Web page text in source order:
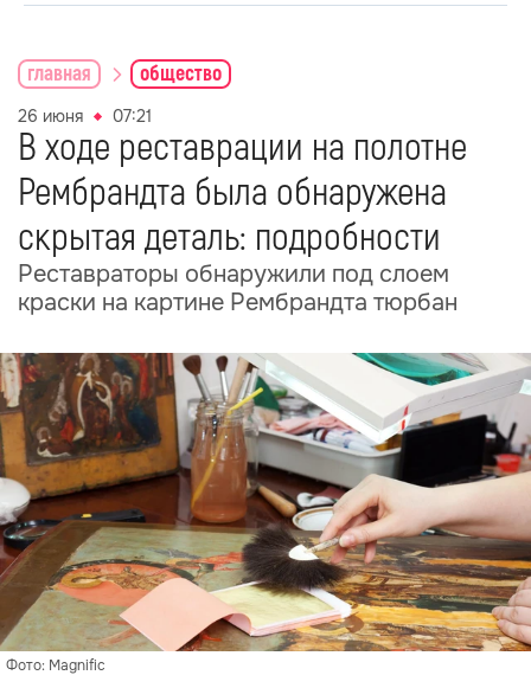
главная общество
26 июня 07:21
В ходе реставрации на полотне
Рембрандта была обнаружена
скрытая деталь: подробности
Реставраторы обнаружили под слоем
краски на картине Рембрандта тюрбан
Фото: Magnific